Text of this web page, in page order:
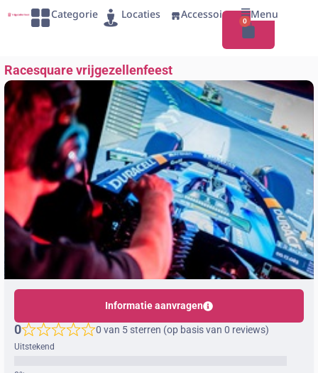
Categorie Locaties Accessoires
0
Menu
Racesquare vrijgezellenfeest
Informatie aanvragen
0 0 van 5 sterren (op basis van 0 reviews)
Uitstekend